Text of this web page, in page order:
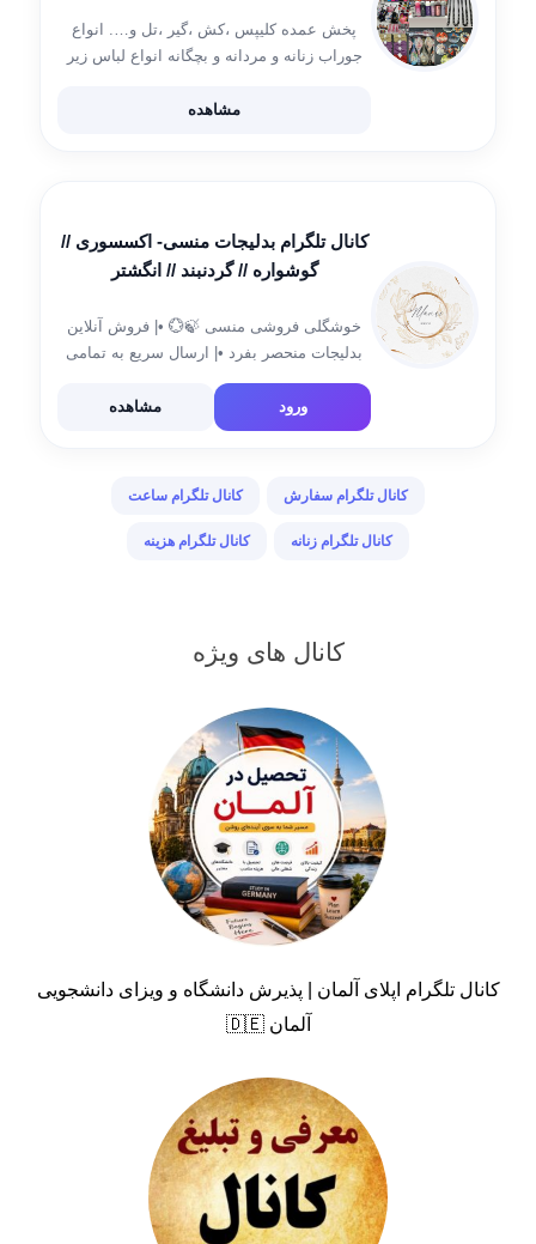
پخش عمده کلیپس ،کش ،گیر ،تل و…. انواع
جوراب زنانه و مردانه و بچگانه انواع لباس زیر
و واریزی
مشاهده
کانال تلگرام بدلیجات منسی- اکسسوری //
گوشواره // گردنبند // انگشتر
خوشگلی فروشی منسی 🍃💮 •| فروش آنلاین
بدلیجات منحصر بفرد •| ارسال سریع به تمامی
•| کمترین قیمت و بهترین کیفیت جهت ثبت
سفارش به آیدی‌های […]
ورود مشاهده
کانال تلگرام سفارش کانال تلگرام ساعت
کانال تلگرام زنانه کانال تلگرام هزینه
کانال های ویژه
کانال تلگرام اپلای آلمان | پذیرش دانشگاه و ویزای دانشجویی
آلمان 🇩🇪